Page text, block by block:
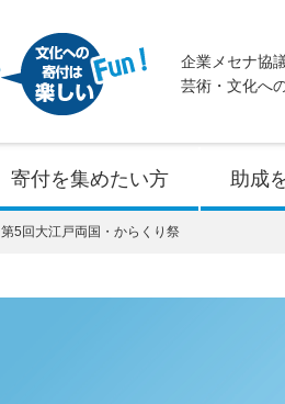
企業メセナ協
芸術・文化へ
寄付を集めたい方 助成
第5回大江戸両国・からくり祭